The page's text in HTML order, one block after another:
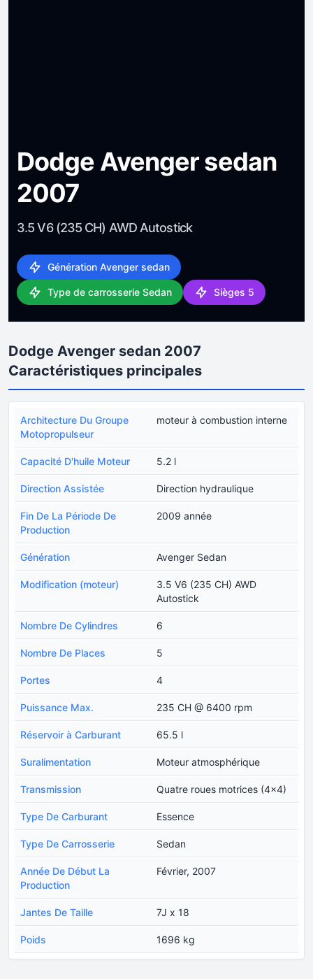
Dodge Avenger sedan
2007
3.5 V6 (235 CH) AWD Autostick
Génération Avenger sedan
Type de carrosserie Sedan Sièges 5
Dodge Avenger sedan 2007
Caractéristiques principales
Architecture Du Groupe
Motopropulseur
moteur à combustion interne
Capacité D'huile Moteur 5.2 l
Direction Assistée Direction hydraulique
Fin De La Période De
Production
2009 année
Génération Avenger Sedan
Modification (moteur)
3.5 V6 (235 CH) AWD
Autostick
Nombre De Cylindres 6
Nombre De Places 5
Portes 4
Puissance Max. 235 CH @ 6400 rpm
Réservoir à Carburant 65.5 l
Suralimentation Moteur atmosphérique
Transmission Quatre roues motrices (4x4)
Type De Carburant Essence
Type De Carrosserie Sedan
Année De Début La
Production
Février, 2007
Jantes De Taille 7J x 18
Poids 1696 kg